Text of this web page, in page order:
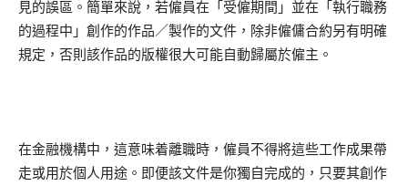
見的誤區。簡單來說，若僱員在「受僱期間」並在「執行職務
的過程中」創作的作品／製作的文件，除非僱傭合約另有明確
規定，否則該作品的版權很大可能自動歸屬於僱主。
在金融機構中，這意味着離職時，僱員不得將這些工作成果帶
走或用於個人用途。即便該文件是你獨自完成的，只要其創作